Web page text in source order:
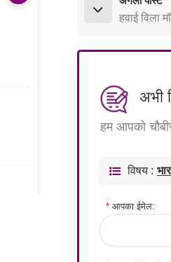
हवाई विला
अभी
हम आपको
विषय :
*आपका ईमेल: